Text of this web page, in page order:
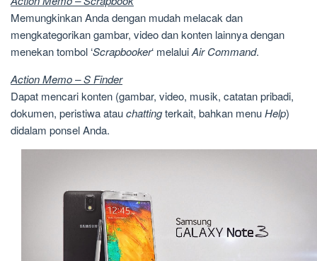
Memungkinkan Anda dengan mudah melacak dan
mengkategorikan gambar, video dan konten lainnya dengan
menekan tombol ‘Scrapbooker‘ melaluiAir Command.
Action Memo – S Finder
Dapat mencari konten (gambar, video, musik, catatan pribadi,
dokumen, peristiwa atauchattingterkait, bahkan menuHelp)
didalam ponsel Anda.